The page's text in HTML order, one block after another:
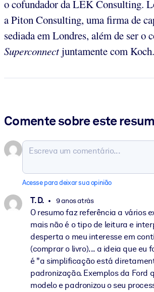
o cofundador da LEK Consulting.
a Piton Consulting, uma firma de
sediada em Londres, além de ser o
Superconnectjuntamente com Koch.
Comente sobre este
Acesse para deixar sua opinião
T. D. 9 anos atrás
O resumo faz referência a vários
mais não é o tipo de leitura e
desperta o meu interesse em
(comprar o livro)... a ideia que eu
é "a simplificação está
padronização. Exemplos da Ford
modelo e padronizou o seu